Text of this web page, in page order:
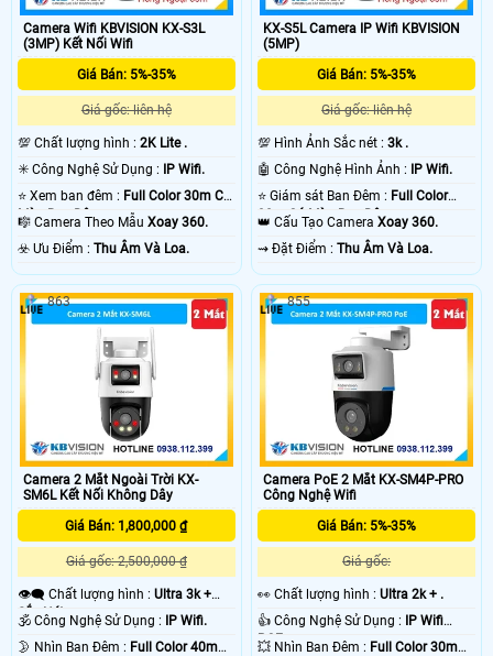
Camera Wifi KBVISION KX-S3L
(3MP) Kết Nối Wifi
Giá Bán: 5%-35%
Giá gốc: liên hệ
💯 Chất lượng hình : 2K Lite .
✳️ Công Nghệ Sử Dụng : IP Wifi.
⭐ Xem ban đêm : Full Color 30m Có
Màu Ban Ðêm.
🎼️ Camera Theo Mẫu Xoay 360.
️☣️ Ưu Điểm : Thu Âm Và Loa.
KX-S5L Camera IP Wifi KBVISION
(5MP)
Giá Bán: 5%-35%
Giá gốc: liên hệ
💯 Hình Ảnh Sắc nét :3k .
🤖️ Công Nghệ Hình Ảnh : IP Wifi.
⭐ Giám sát Ban Đêm : Full Color
30m Có Màu Ban Ðêm.
👑 Cấu Tạo CameraXoay 360.
️⇝ Đặt Điểm :Thu Âm Và Loa.
Camera 2 Mắt Ngoài Trời KX-
SM6L Kết Nối Không Dây
Giá Bán: 1,800,000 ₫
Giá gốc: 2,500,000 ₫
👁️‍🗨 Chất lượng hình : Ultra 3k +
Sắc Nét .
🕉️ Công Nghệ Sử Dụng :
IP Wifi.
🌛 Nhìn Ban Đêm : Full Color 40m
863
Camera PoE 2 Mắt KX-SM4P-PRO
Công Nghệ Wifi
Giá Bán: 5%-35%
Giá gốc:
️👀 Chất lượng hình :Ultra 2k + .
👍 Công Nghệ Sử Dụng :
IP Wifi
POE.
💥 Nhìn Ban Đêm : Full Color 30m
855